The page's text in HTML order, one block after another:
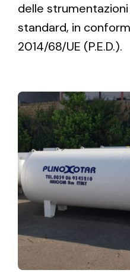
delle
standard, in
2014/68/UE (P.E.D.).